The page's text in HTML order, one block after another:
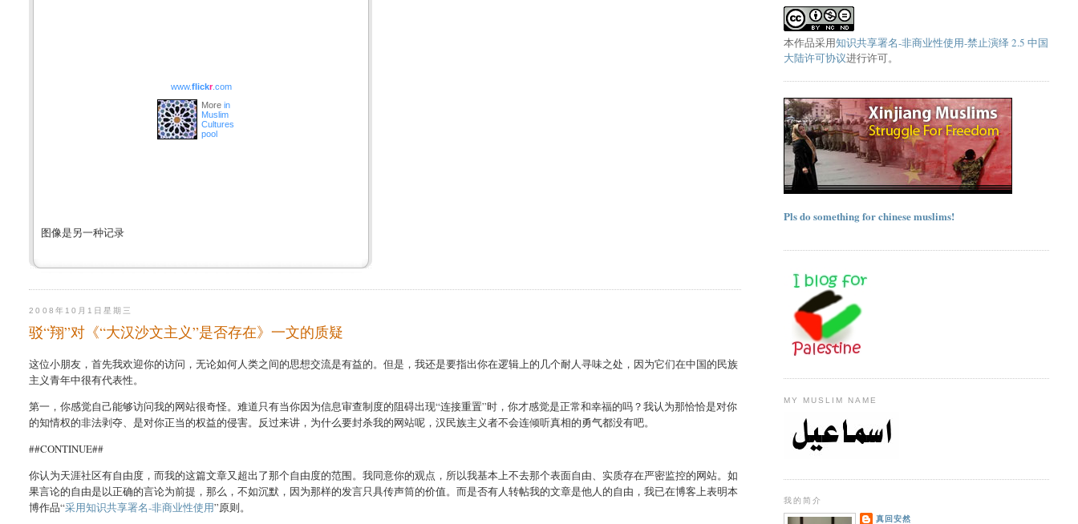
www.flickr.com
Morein
Muslim
Cultures
pool
图像是另一种记录
2008年10月1日星期三
驳“翔”对《“大汉沙文主义”是否存在》一文的质疑
这位小朋友，首先我欢迎你的访问，无论如何人类之间的思想交流是有益的。但是，我还是要指出你在逻辑上的几个耐人寻味之处，因为它们在中国的民族
主义青年中很有代表性。
第一，你感觉自己能够访问我的网站很奇怪。难道只有当你因为信息审查制度的阻碍出现“连接重置”时，你才感觉是正常和幸福的吗？我认为那恰恰是对你
的知情权的非法剥夺、是对你正当的权益的侵害。反过来讲，为什么要封杀我的网站呢，汉民族主义者不会连倾听真相的勇气都没有吧。
##CONTINUE##
你认为天涯社区有自由度，而我的这篇文章又超出了那个自由度的范围。我同意你的观点，所以我基本上不去那个表面自由、实质存在严密监控的网站。如
果言论的自由是以正确的言论为前提，那么，不如沉默，因为那样的发言只具传声筒的价值。而是否有人转帖我的文章是他人的自由，我已在博客上表明本
博作品“采用知识共享署名-非商业性使用”原则。
本作品采用知识共享署名-非商业性使用-禁止演绎 2.5 中国
大陆许可协议进行许可。
Pls do something for chinese muslims!
MY MUSLIM NAME
我的简介
真回安然